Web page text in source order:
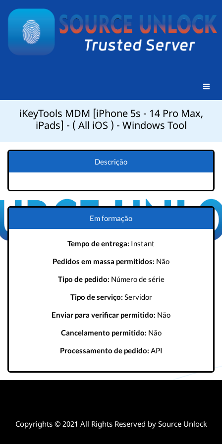
iKeyTools MDM [iPhone 5s - 14 Pro Max,
iPads] - ( All iOS ) - Windows Tool
Descrição
Em formação
Tempo de entrega: Instant
Pedidos em massa permitidos: Não
Tipo de pedido: Número de série
Tipo de serviço: Servidor
Enviar para verificar permitido: Não
Cancelamento permitido: Não
Processamento de pedido: API
Copyrights © 2021 All Rights Reserved by Source Unlock